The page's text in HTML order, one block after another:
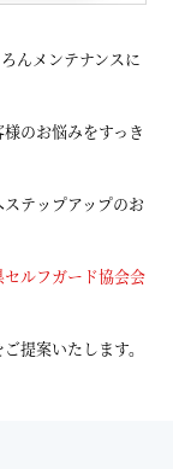
んメンテナンスに
のお悩みをすっき
テップアップのお
セルフガード協会会
提案いたします。